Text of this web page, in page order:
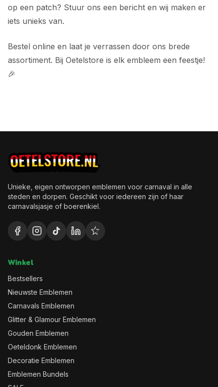
op een patch? Stuur ons een bericht en wij maken er
iets unieks van.
Bestel online en laat je verrassen door ons brede
assortiment. Bij Oetelstore is elk embleem een feestje!
🎉
Unieke, eigen ontworpen emblemen voor carnaval in alle
steden en dorpen. Geschikt voor iedereen zijn of haar
carnavalsjasje of boerenkiel.
Winkel
Bestsellers
Nieuwste Emblemen
Carnavals Emblemen
Glitter & Glamour Emblemen
Gouden Emblemen
Oeteldonk Emblemen
Decoratie Emblemen
Emblemen Bundels